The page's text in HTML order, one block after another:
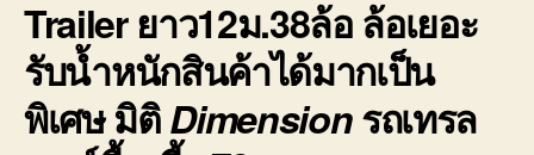
Trailer ยาว12ม.38ล้อ ล้อเยอะ
รับน้ำหนักสินค้าได้มากเป็น
พิเศษ มิติDimensionรถเทรล